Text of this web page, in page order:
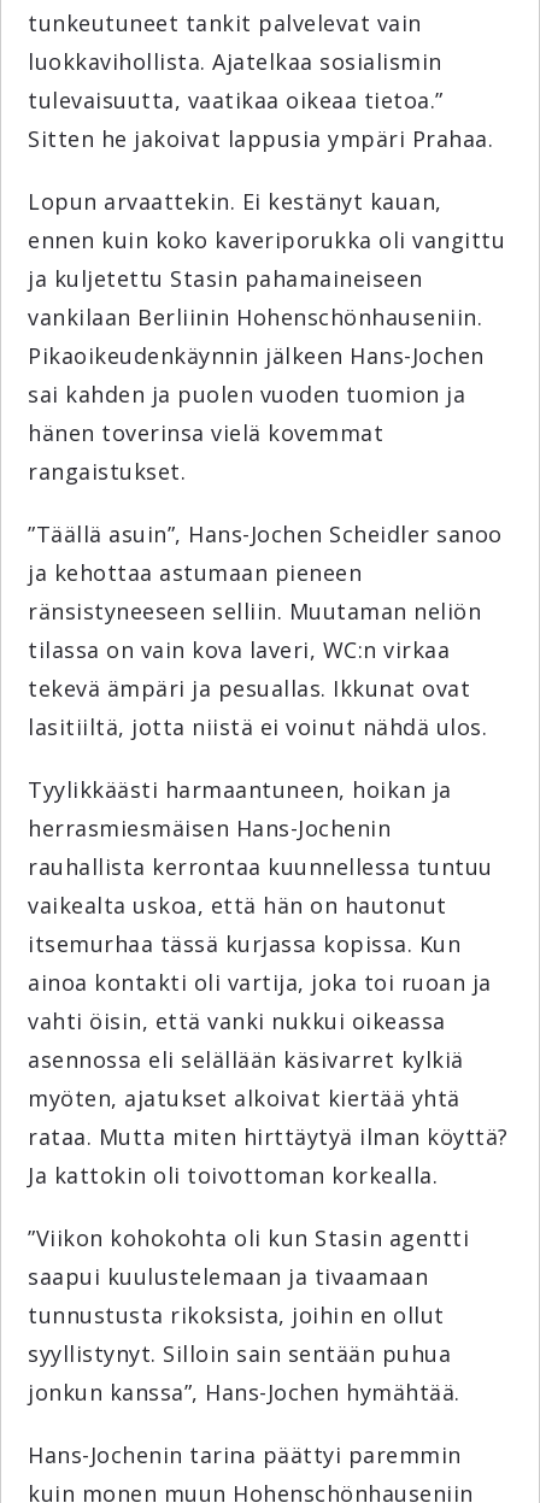
tunkeutuneet tankit palvelevat vain
luokkavihollista. Ajatelkaa sosialismin
tulevaisuutta, vaatikaa oikeaa tietoa.”
Sitten he jakoivat lappusia ympäri Prahaa.
Lopun arvaattekin. Ei kestänyt kauan,
ennen kuin koko kaveriporukka oli vangittu
ja kuljetettu Stasin pahamaineiseen
vankilaan Berliinin Hohenschönhauseniin.
Pikaoikeudenkäynnin jälkeen Hans-Jochen
sai kahden ja puolen vuoden tuomion ja
hänen toverinsa vielä kovemmat
rangaistukset.
”Täällä asuin”, Hans-Jochen Scheidler sanoo
ja kehottaa astumaan pieneen
ränsistyneeseen selliin. Muutaman neliön
tilassa on vain kova laveri, WC:n virkaa
tekevä ämpäri ja pesuallas. Ikkunat ovat
lasitiiltä, jotta niistä ei voinut nähdä ulos.
Tyylikkäästi harmaantuneen, hoikan ja
herrasmiesmäisen Hans-Jochenin
rauhallista kerrontaa kuunnellessa tuntuu
vaikealta uskoa, että hän on hautonut
itsemurhaa tässä kurjassa kopissa. Kun
ainoa kontakti oli vartija, joka toi ruoan ja
vahti öisin, että vanki nukkui oikeassa
asennossa eli selällään käsivarret kylkiä
myöten, ajatukset alkoivat kiertää yhtä
rataa. Mutta miten hirttäytyä ilman köyttä?
Ja kattokin oli toivottoman korkealla.
”Viikon kohokohta oli kun Stasin agentti
saapui kuulustelemaan ja tivaamaan
tunnustusta rikoksista, joihin en ollut
syyllistynyt. Silloin sain sentään puhua
jonkun kanssa”, Hans-Jochen hymähtää.
Hans-Jochenin tarina päättyi paremmin
kuin monen muun Hohenschönhauseniin